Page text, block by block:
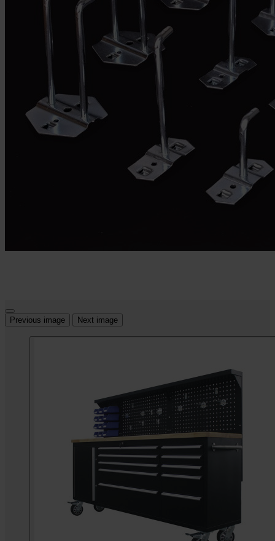
Previous image Next image